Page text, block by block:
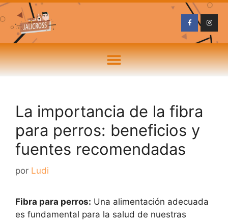
La importancia de la fibra
para perros: beneficios y
fuentes recomendadas
por Ludi
Fibra para perros: Una alimentación adecuada
es fundamental para la salud de nuestras